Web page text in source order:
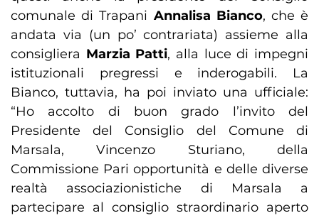
comunale di Trapani Annalisa Bianco, che è
andata via (un po’ contrariata) assieme alla
consigliera Marzia Patti, alla luce di impegni
istituzionali pregressi e inderogabili. La
Bianco, tuttavia, ha poi inviato una ufficiale:
“Ho accolto di buon grado l’invito del
Presidente del Consiglio del Comune di
Marsala, Vincenzo Sturiano, della
Commissione Pari opportunità e delle diverse
realtà associazionistiche di Marsala a
partecipare al consiglio straordinario aperto